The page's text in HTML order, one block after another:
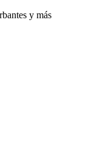
y más